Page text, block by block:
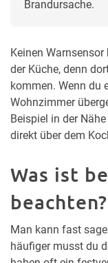
Brandursache.
Keinen
der Küche, denn
kommen. Wenn du
Wohnzimmer
Beispiel in der
direkt über dem
Was ist
beachten?
Man kann fast
häufiger musst du